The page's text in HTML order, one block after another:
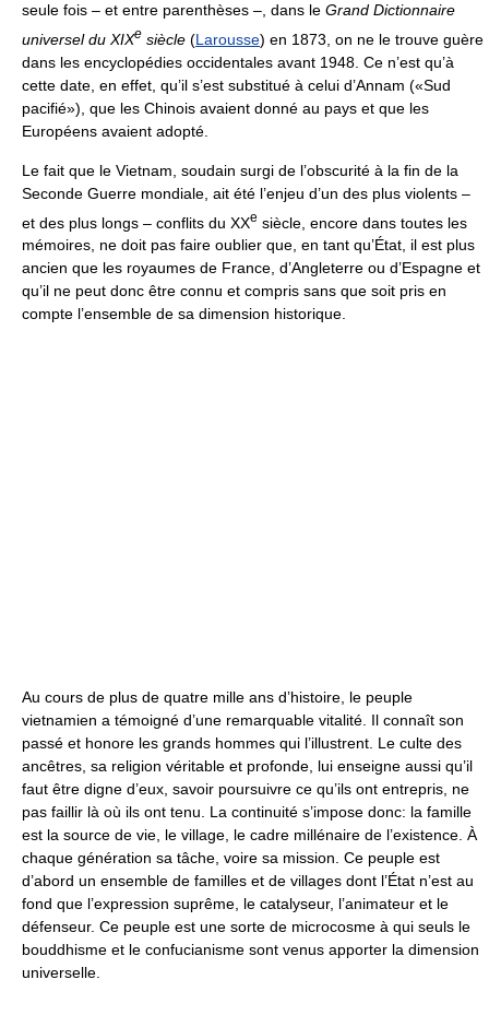
seule fois – et entre parenthèses –, dans le Grand Dictionnaire
universel du XIXe siècle (Larousse) en 1873, on ne le trouve guère
dans les encyclopédies occidentales avant 1948. Ce n’est qu’à
cette date, en effet, qu’il s’est substitué à celui d’Annam («Sud
pacifié»), que les Chinois avaient donné au pays et que les
Européens avaient adopté.
Le fait que le Vietnam, soudain surgi de l’obscurité à la fin de la
Seconde Guerre mondiale, ait été l’enjeu d’un des plus violents –
et des plus longs – conflits du XXe siècle, encore dans toutes les
mémoires, ne doit pas faire oublier que, en tant qu’État, il est plus
ancien que les royaumes de France, d’Angleterre ou d’Espagne et
qu’il ne peut donc être connu et compris sans que soit pris en
compte l’ensemble de sa dimension historique.
Au cours de plus de quatre mille ans d’histoire, le peuple
vietnamien a témoigné d’une remarquable vitalité. Il connaît son
passé et honore les grands hommes qui l’illustrent. Le culte des
ancêtres, sa religion véritable et profonde, lui enseigne aussi qu’il
faut être digne d’eux, savoir poursuivre ce qu’ils ont entrepris, ne
pas faillir là où ils ont tenu. La continuité s’impose donc: la famille
est la source de vie, le village, le cadre millénaire de l’existence. À
chaque génération sa tâche, voire sa mission. Ce peuple est
d’abord un ensemble de familles et de villages dont l’État n’est au
fond que l’expression suprême, le catalyseur, l’animateur et le
défenseur. Ce peuple est une sorte de microcosme à qui seuls le
bouddhisme et le confucianisme sont venus apporter la dimension
universelle.